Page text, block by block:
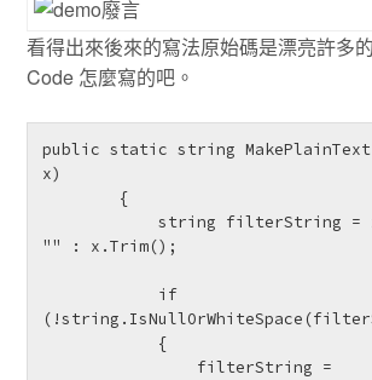
看得出來後來的寫法原始碼是漂亮許多
Code 怎麼寫的吧。
public static string
x)
            string filterString = x == null ?
"" : x.Trim();